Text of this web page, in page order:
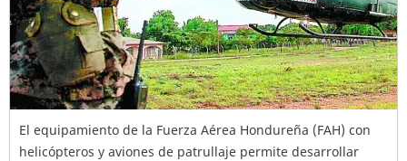
El equipamiento de la Fuerza Aérea Hondureña (FAH) con
helicópteros y aviones de patrullaje permite desarrollar